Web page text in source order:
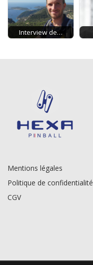
Interview de…
Mentions légales
Politique de confidentialité
CGV